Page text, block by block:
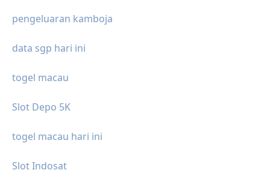
pengeluaran kamboja
data sgp hari ini
togel macau
Slot Depo 5K
togel macau hari ini
Slot Indosat